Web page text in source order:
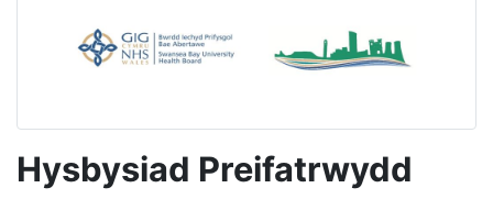
Hysbysiad Preifatrwydd